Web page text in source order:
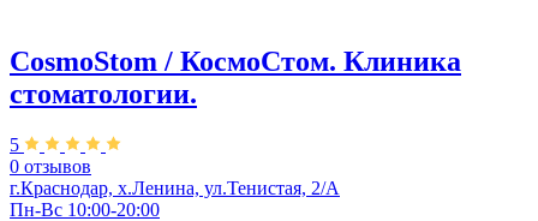
CosmoStom / КосмоСтом. Клиника
стоматологии.
5
0 отзывов
г.Краснодар, х.Ленина, ул.Тенистая, 2/А
Пн-Вс 10:00-20:00